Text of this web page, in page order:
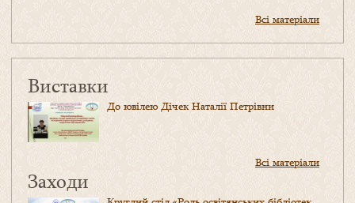
Всі матеріали
Виставки
До ювілею Дічек Наталії Петрівни
Всі матеріали
Заходи